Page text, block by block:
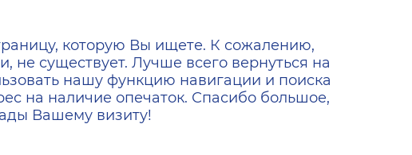
которую Вы ищете. К сожалению,
не существует. Лучше всего вернуться на
нашу функцию навигации и поиска
на наличие опечаток. Спасибо большое,
Вашему визиту!